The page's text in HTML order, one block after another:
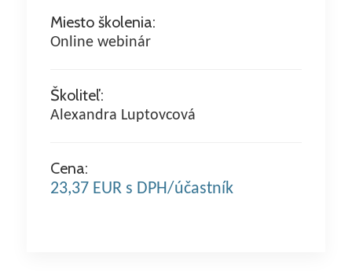
Miesto školenia:
Online webinár
Školiteľ:
Alexandra Luptovcová
Cena:
23,37 EUR s DPH/účastník